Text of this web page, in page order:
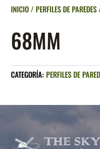
INICIO / PERFILES DE PAREDES
68MM
CATEGORÍA: PERFILES DE